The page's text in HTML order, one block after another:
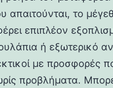
απαιτούνται, το
επιπλέον
ή εξωτερικό
με προσφορές
προβλήματα.